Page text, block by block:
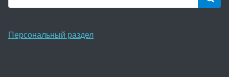
Персональный раздел